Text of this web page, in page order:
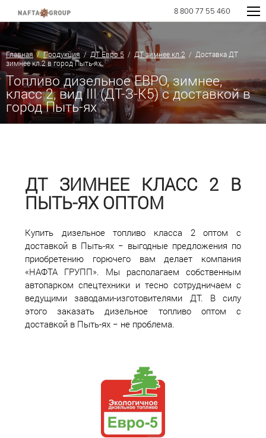
8 800 77 55 460
Главная/Продукция/ДТ Евро 5 / ДТ зимнее кл.2 / Доставка ДТ
зимнее кл.2 в город Пыть-ях
Топливо дизельное ЕВРО, зимнее,
класс 2, вид III (ДТ-З-К5) с доставкой в
город Пыть-ях
ДТ ЗИМНЕЕ КЛАСС 2 В
ПЫТЬ-ЯХ ОПТОМ
Купить дизельное топливо класса 2 оптом с
доставкой в Пыть-ях − выгодные предложения по
приобретению горючего вам делает компания
«НАФТА ГРУПП». Мы располагаем собственным
автопарком спецтехники и тесно сотрудничаем с
ведущими заводами-изготовителями ДТ. В силу
этого заказать дизельное топливо оптом с
доставкой в Пыть-ях − не проблема.